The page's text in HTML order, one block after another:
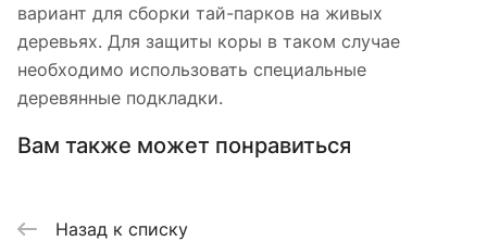
вариант для сборки тай-парков на живых
деревьях. Для защиты коры в таком случае
необходимо использовать специальные
деревянные подкладки.
Вам также может понравиться
Назад к списку